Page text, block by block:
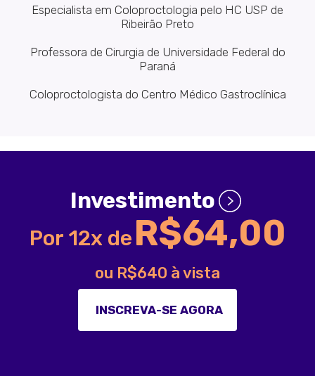
Especialista em Coloproctologia pelo HC USP de
Ribeirão Preto
Professora de Cirurgia de Universidade Federal do
Paraná
Coloproctologista do Centro Médico Gastroclínica
Investimento
Por 12x deR$64,00
ou R$640 à vista
INSCREVA-SE AGORA